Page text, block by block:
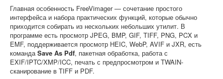
Главная особенность FreeVimager — сочетание простого
интерфейса и набора практических функций, которые обычно
приходится собирать из нескольких небольших утилит. В
программе есть просмотр JPEG, BMP, GIF, TIFF, PNG, PCX и
EMF, поддерживается просмотр HEIC, WebP, AVIF и JXR, есть
командаSave As Pdf, пакетная обработка, работа с
EXIF/IPTC/XMP/ICC, печать с предпросмотром и TWAIN-
сканирование в TIFF и PDF.